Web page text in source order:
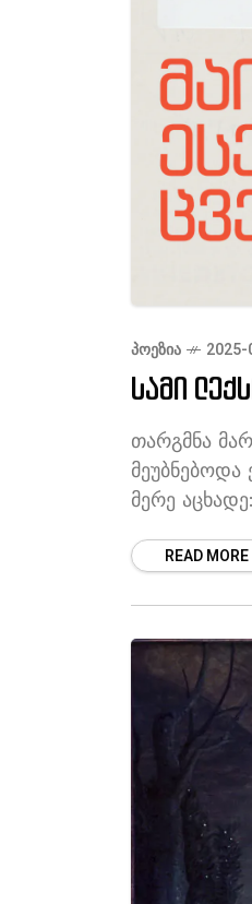
ᲞᲝᲔᲖᲘᲐ
სამი
თარგმნა
მეუბნებოდა
მერე
READ MORE